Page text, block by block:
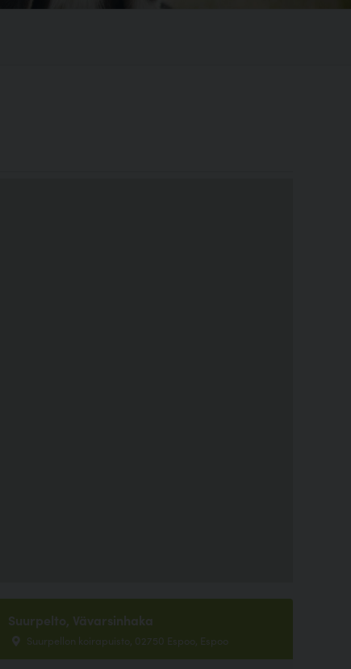
Suurpelto, Vävarsinhaka
Suurpellon koirapuisto, 02750 Espoo, Espoo